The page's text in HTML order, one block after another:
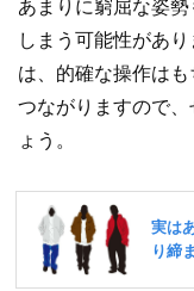
あまりに窮屈な姿
しまう可能性があ
は、的確な操作は
つながりますので
ょう。